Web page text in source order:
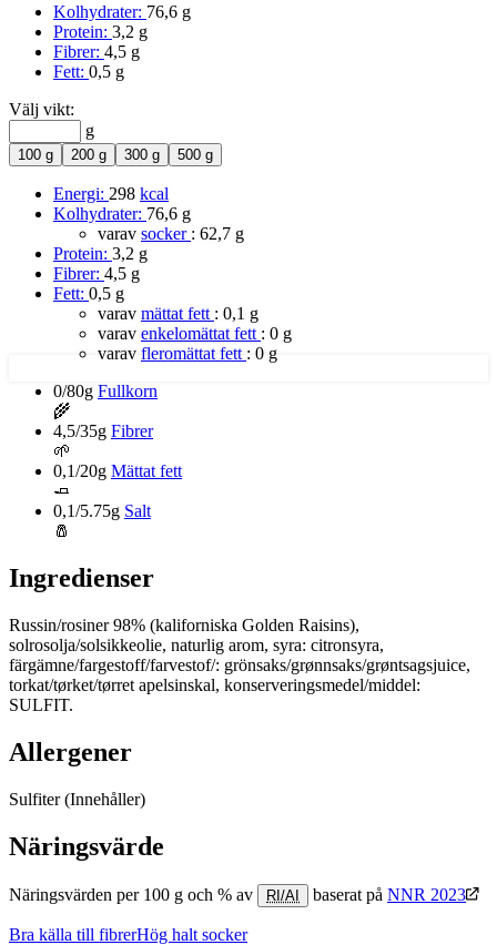
Kolhydrater: 76,6 g
Protein: 3,2 g
Fibrer: 4,5 g
Fett: 0,5 g
Välj vikt:
g
100 g 200 g 300 g 500 g
Energi: 298 kcal
Kolhydrater: 76,6 g
varav socker : 62,7 g
Protein: 3,2 g
Fibrer: 4,5 g
Fett: 0,5 g
varav mättat fett : 0,1 g
varav enkelomättat fett : 0 g
varav fleromättat fett : 0 g
0/80g Fullkorn
🌾
4,5/35g Fibrer
🌱
0,1/20g Mättat fett
🧈
0,1/5.75g Salt
🧂
Ingredienser
Russin/rosiner 98% (kaliforniska Golden Raisins),
solrosolja/solsikkeolie, naturlig arom, syra: citronsyra,
färgämne/fargestoff/farvestof/: grönsaks/grønnsaks/grøntsagsjuice,
torkat/tørket/tørret apelsinskal, konserveringsmedel/middel:
SULFIT.
Allergener
Sulfiter(Innehåller)
Näringsvärde
Näringsvärden per 100 g och % av RI/AI baserat på NNR 2023
Bra källa till fibrerHög halt socker